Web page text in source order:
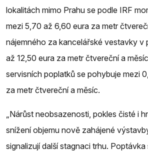
lokalitách mimo Prahu se podle IRF
mezi 5,70 až 6,60 eura za metr
nájemného za kancelářské vestavky v
až 12,50 eura za metr čtvereční a
servisních poplatků se pohybuje mezi
za metr čtvereční a měsíc.
„Nárůst neobsazenosti, pokles čisté i
snížení objemu nově zahájené
signalizují další stagnaci trhu.